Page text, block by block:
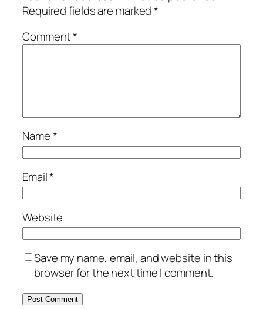
Required fields are marked*
Comment*
Name*
Email*
Website
Save my name, email, and website in this
browser for the next time I comment.